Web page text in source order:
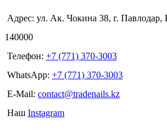
Адрес: ул. Ак. Чокина 38, г. Павлодар,
140000
Телефон: +7 (771) 370-3003
WhatsApp: +7 (771) 370-3003
E-Mail: contact@tradenails.kz
Наш Instagram